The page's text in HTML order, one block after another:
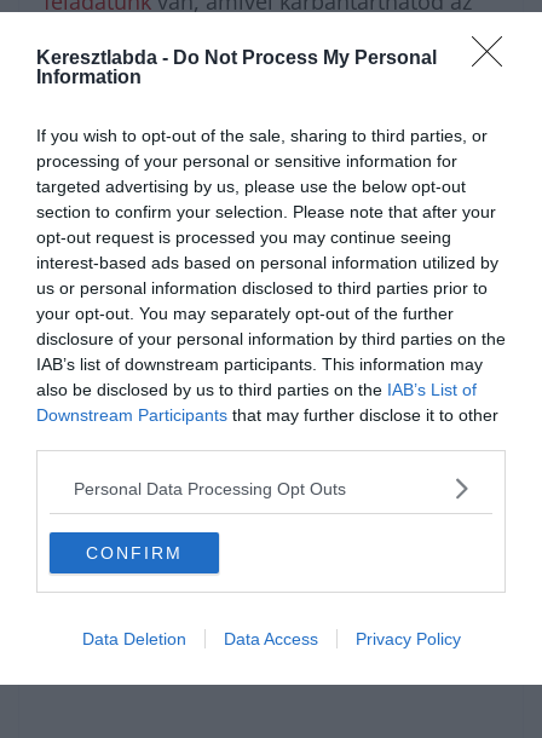
Keresztlabda - Do Not Process My Personal
Information
If you wish to opt-out of the sale, sharing to third parties, or
processing of your personal or sensitive information for
targeted advertising by us, please use the below opt-out
section to confirm your selection. Please note that after your
opt-out request is processed you may continue seeing
interest-based ads based on personal information utilized by
us or personal information disclosed to third parties prior to
your opt-out. You may separately opt-out of the further
disclosure of your personal information by third parties on the
IAB’s list of downstream participants. This information may
also be disclosed by us to third parties on the IAB’s List of
Downstream Participants that may further disclose it to other
Personal Data Processing Opt Outs
CONFIRM
Data Deletion Data Access Privacy Policy
agytekervényeidet, csak nézz körül nálunk és
további érdekes napi feladatokat
Hirdetés